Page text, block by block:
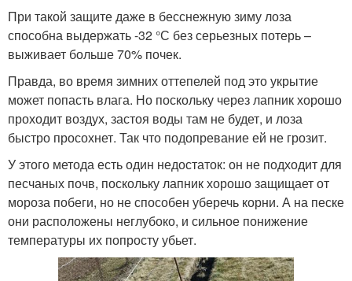
При такой защите даже в бесснежную зиму лоза
способна выдержать -32 °С без серьезных потерь –
выживает больше 70% почек.
Правда, во время зимних оттепелей под это укрытие
может попасть влага. Но поскольку через лапник хорошо
проходит воздух, застоя воды там не будет, и лоза
быстро просохнет. Так что подопревание ей не грозит.
У этого метода есть один недостаток: он не подходит для
песчаных почв, поскольку лапник хорошо защищает от
мороза побеги, но не способен уберечь корни. А на песке
они расположены неглубоко, и сильное понижение
температуры их попросту убьет.